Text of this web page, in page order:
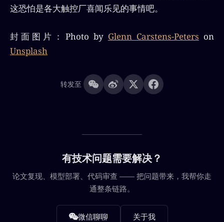
这恐怕是各大触控厂喜闻乐见的事情吧。
封面图片：Photo by Glenn Carstens-Peters on
Unsplash
转发至
有技术问题需要解决？
论文复现、模型部署、代码审查 —— 把问题带来，我帮你走
通整条链路。
微信聊聊 关于我